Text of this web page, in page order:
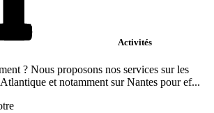
Activités
? Nous proposons nos services sur les
et notamment sur Nantes pour ef...